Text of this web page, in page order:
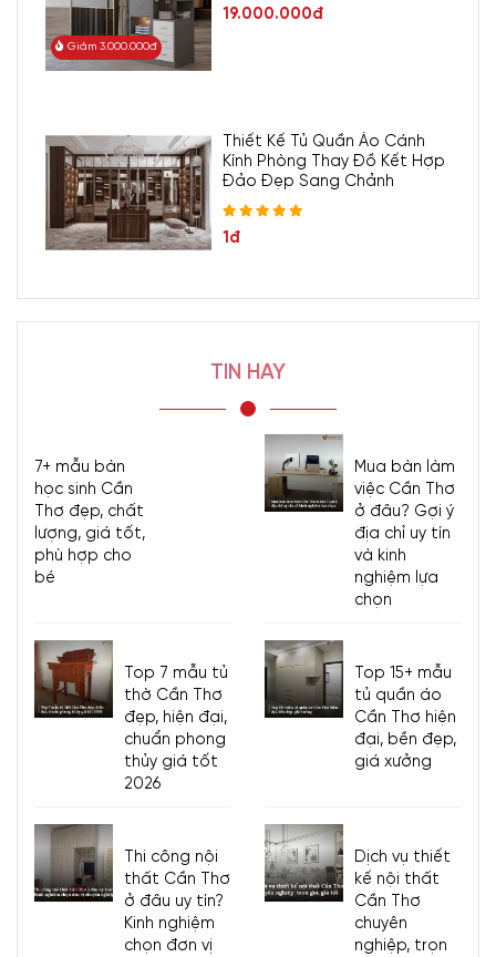
Giảm 3.000.000đ
19.000.000đ
Thiết Kế Tủ Quần Áo Cánh
Kính Phòng Thay Đồ Kết Hợp
Đảo Đẹp Sang Chảnh
1đ
TIN HAY
7+ mẫu bàn
học sinh Cần
Thơ đẹp, chất
lượng, giá tốt,
phù hợp cho
bé
Mua bàn làm
việc Cần Thơ
ở đâu? Gợi ý
địa chỉ uy tín
và kinh
nghiệm lựa
chọn
Top 7 mẫu tủ
thờ Cần Thơ
đẹp, hiện đại,
chuẩn phong
thủy giá tốt
2026
Top 15+ mẫu
tủ quần áo
Cần Thơ hiện
đại, bền đẹp,
giá xưởng
Thi công nội
thất Cần Thơ
ở đâu uy tín?
Kinh nghiệm
chọn đơn vị
Dịch vụ thiết
kế nội thất
Cần Thơ
chuyên
nghiệp, trọn